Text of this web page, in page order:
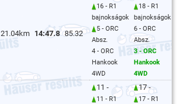
21.04km 14:47.8 85.32
16 - R1
bajnokságok
5 - ORC
Absz.
4 - ORC
Hankook
4WD
18 - R1
bajnokságok
6 - ORC
Absz.
3 - ORC
Hankook
4WD
11 -
11 - R1
17 -
17 - R1